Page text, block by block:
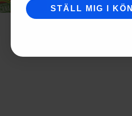
STÄLL MIG I KÖN